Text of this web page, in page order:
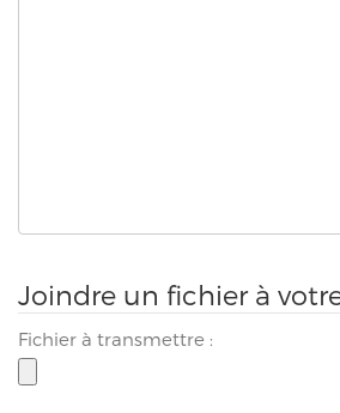
Joindre un fichier à
Fichier à transmettre :